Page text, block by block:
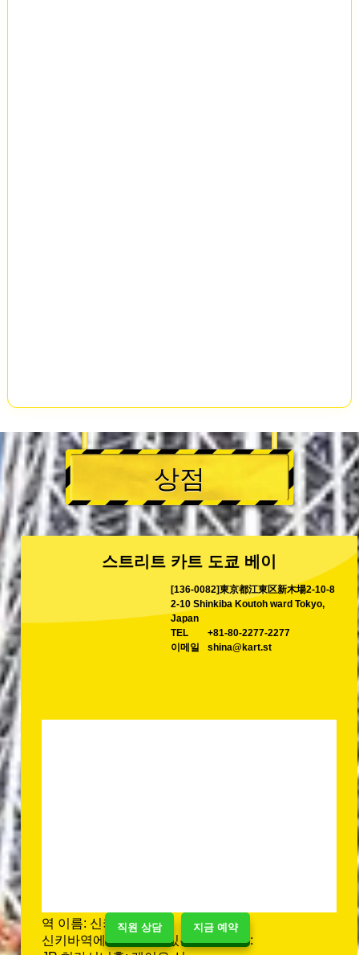
직원 상담 지금 예약
상점
스트리트 카트 도쿄 베이
[136-0082]東京都江東区新木場2-10-8
2-10 Shinkiba Koutoh ward Tokyo,
Japan
TEL
+81-80-2277-2277
이메일
shina@kart.st
역 이름: 신키바역
신키바역에 도달할 수 있는 열차 라인: